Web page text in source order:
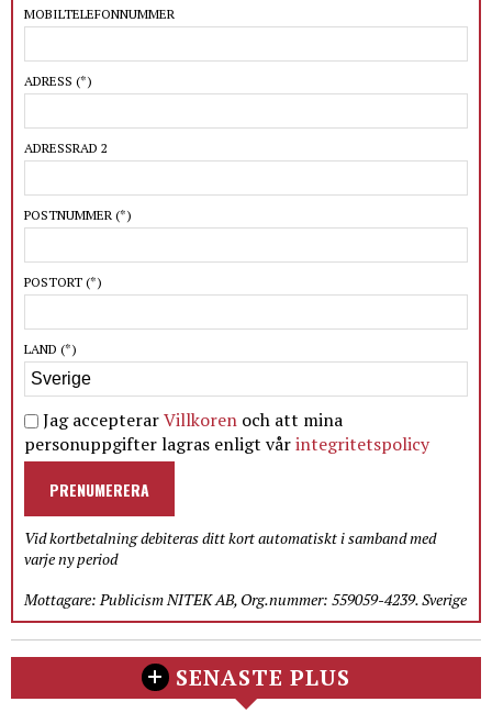
MOBILTELEFONNUMMER
ADRESS (*)
ADRESSRAD 2
POSTNUMMER (*)
POSTORT (*)
LAND (*)
Jag accepterarVillkoren och att mina
personuppgifter lagras enligt vårintegritetspolicy
PRENUMERERA
Vid kortbetalning debiteras ditt kort automatiskt i samband med
varje ny period
Mottagare: Publicism NITEK AB, Org.nummer: 559059-4239. Sverige
SENASTE PLUS